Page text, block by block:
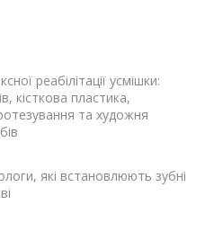
реабілітації усмішки:
кісткова пластика,
та художня
які встановлюють зубні